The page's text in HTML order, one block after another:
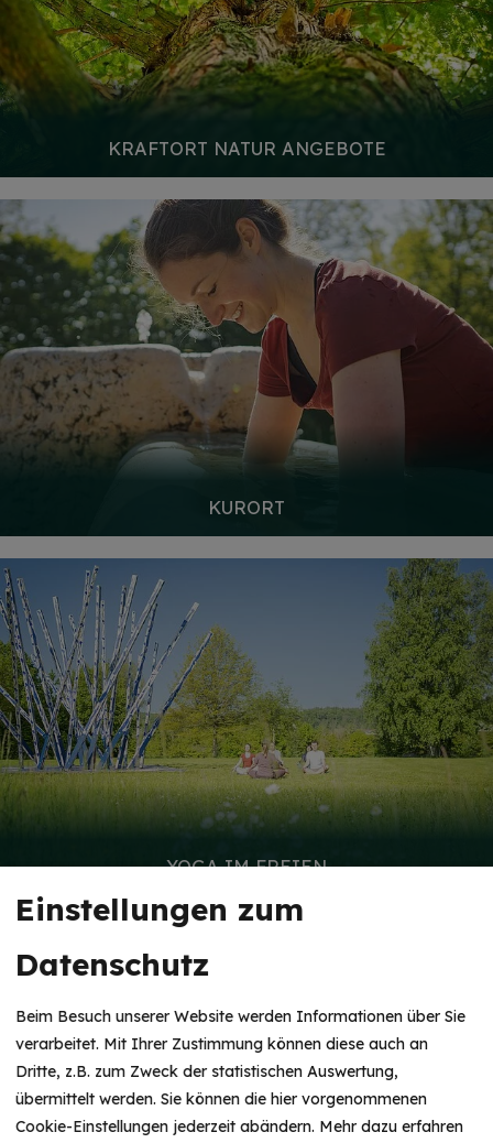
KRAFTORT NATUR ANGEBOTE
KURORT
YOGA IM FREIEN
Einstellungen zum
Datenschutz
Beim Besuch unserer Website werden Informationen über Sie
verarbeitet. Mit Ihrer Zustimmung können diese auch an
Dritte, z.B. zum Zweck der statistischen Auswertung,
übermittelt werden. Sie können die hier vorgenommenen
Cookie-Einstellungen jederzeit abändern. Mehr dazu erfahren